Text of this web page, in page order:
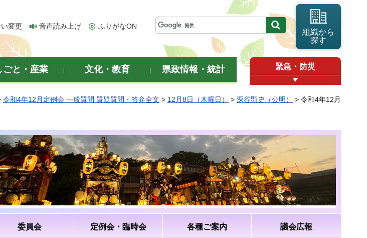
変更 音声読み上げ ふりがなON
組織から
探す
ごと・産業 文化・教育 県政情報・統計 緊急・防災
令和4年12月定例会 一般質問 質疑質問・答弁全文 > 12月8日（木曜日） > 深谷顕史（公明）
> 令和4年12月
委員会 定例会・臨時会 各種ご案内 議会広報